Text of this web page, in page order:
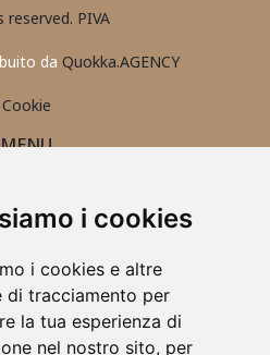
i cookies
i cookies e altre
di tracciamento per
la tua esperienza di
nel nostro sito, per
reserved. PIVA
da Quokka.AGENCY
Cookie
MENU
2025
ALL'AMERICANA
SONO